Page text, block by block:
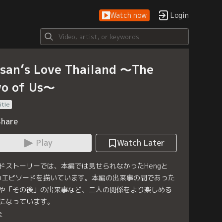
Watch now Login
Love Thailand ～The
of Us～
Play
Watch Later
ストーリーでは、本編では見せられなかったHengと
ピソードを描いています。本編の出来事の間であった
「その後」の出来事など、二人の関係をより楽しめる
なっています。